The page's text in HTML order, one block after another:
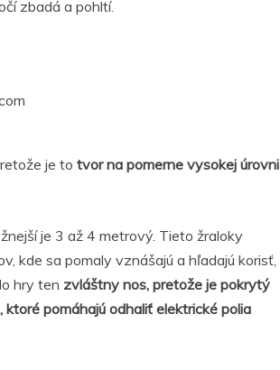
zbadá a pohltí.
je to tvor na pomerne vysokej úrovni
je 3 až 4 metrový. Tieto žraloky
kde sa pomaly vznášajú a hľadajú korisť,
hry ten zvláštny nos, pretože je pokrytý
pomáhajú odhaliť elektrické polia